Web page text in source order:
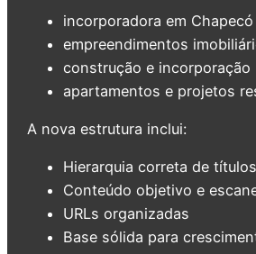
incorporadora em Chapecó
empreendimentos
construção e incorporação
apartamentos e projetos
A nova estrutura inclui:
Hierarquia correta de títulos
Conteúdo objetivo e
URLs organizadas
Base sólida para